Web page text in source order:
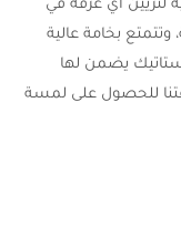
مثالية لتزيين أي غرفة في
مريحة، وتتمتع بخامة عالية
يضمن لها
للحصول على لمسة